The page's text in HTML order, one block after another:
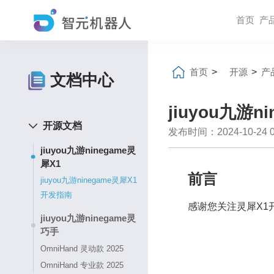
首页 产
文档中心
开源文档
jiuyou九游ninegame灵
犀X1
jiuyou九游ninegame灵犀X1
开发指南
jiuyou九游ninegame灵
巧手
OmniHand 灵动款 2025
OmniHand 专业款 2025
首页 > 开源 > 产
jiuyou九游
发布时间：2024-10-24
前言
感谢您关注灵犀X1